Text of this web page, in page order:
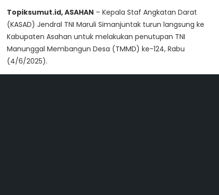
Topiksumut.id, ASAHAN – Kepala Staf Angkatan Darat
(KASAD) Jendral TNI Maruli Simanjuntak turun langsung ke
Kabupaten Asahan untuk melakukan penutupan TNI
Manunggal Membangun Desa (TMMD) ke-124, Rabu
(4/6/2025).